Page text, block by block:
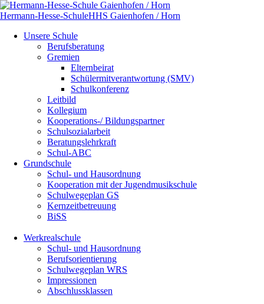
Hermann-Hesse-SchuleHHS Gaienhofen / Horn
überspringenUnsere Schule
Berufsberatung
Gremien
Elternbeirat
Schülermitverantwortung (SMV)
Schulkonferenz
Leitbild
Kollegium
Kooperations-/ Bildungspartner
Schulsozialarbeit
Beratungslehrkraft
Schul-ABC
Grundschule
Schul- und Hausordnung
Kooperation mit der Jugendmusikschule
Schulwegeplan GS
Kernzeitbetreuung
BiSS
Werkrealschule
Schul- und Hausordnung
Berufsorientierung
Schulwegeplan WRS
Impressionen
Abschlussklassen